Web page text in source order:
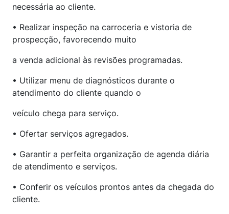
necessária ao cliente.
• Realizar inspeção na carroceria e vistoria de
prospecção, favorecendo muito
a venda adicional às revisões programadas.
• Utilizar menu de diagnósticos durante o
atendimento do cliente quando o
veículo chega para serviço.
• Ofertar serviços agregados.
• Garantir a perfeita organização de agenda diária
de atendimento e serviços.
• Conferir os veículos prontos antes da chegada do
cliente.